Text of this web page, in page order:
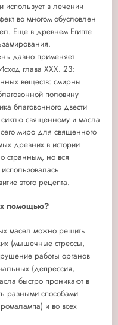
использует в лечении
во многом обусловлен
Еще в древнем Египте
давно применяет
глава XXX. 23:
веществ: смирны
половину
благовонного двести
сиклю священному и масла
миро для священного
древних в истории
странным, но вся
этого рецепта.
помощью?
масел можно решить
(мышечные стрессы,
работы органов
(депрессия,
быстро проникают в
разными способами
и во всех